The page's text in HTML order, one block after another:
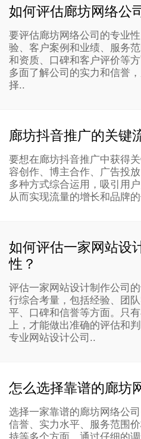
如何评估廊坊网络公
要评估廊坊网络公司​的专业
验、客户案例和业绩、服务
和资质、口碑和客户评价等
多面了解公司的实力和信誉
择..
廊坊抖音推广的关键
要想在廊坊抖音推广中获得
容创作、博主合作、广告投
多种方式综合运用，吸引用
从而实现流量的增长和品牌
如何评估一家网站设
性？
评估一家网站设计制作公司
行综合考量，包括经验、团
平、口碑和信誉等方面。只
上，才能做出准确的评估和
专业网站设计公司..
怎么选择靠谱的廊坊
选择一家靠谱的廊坊网络公
信誉、实力水平、服务范围
持等多个方面，通过仔细的